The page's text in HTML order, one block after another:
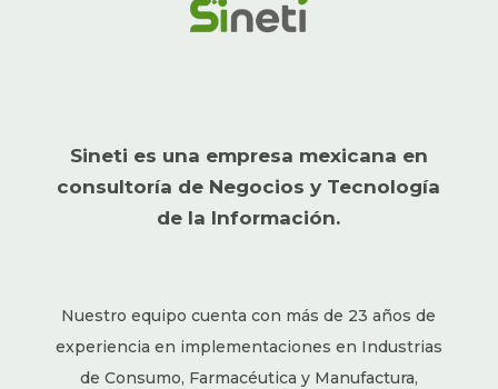
Sineti es una empresa mexicana en
consultoría de Negocios y Tecnología
de la Información.
Nuestro equipo cuenta con más de 23 años de
experiencia en implementaciones en Industrias
de Consumo, Farmacéutica y Manufactura,